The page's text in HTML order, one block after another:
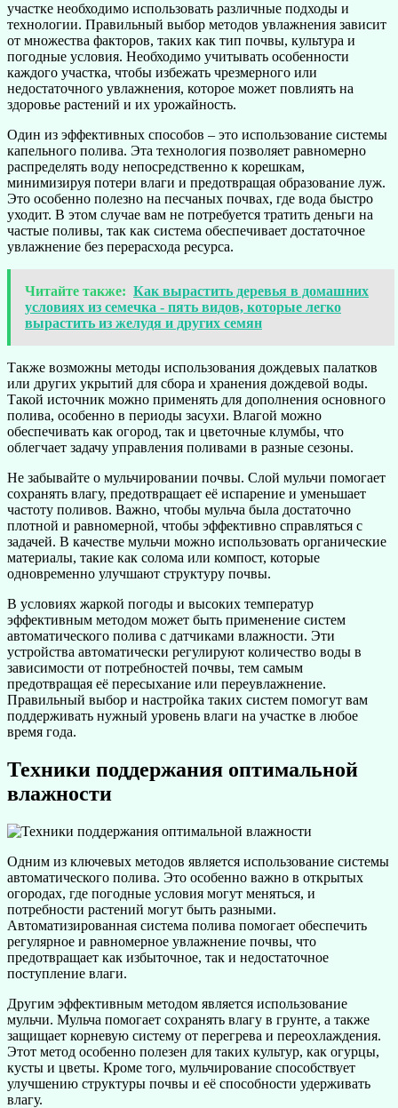
участке необходимо использовать различные подходы и
технологии. Правильный выбор методов увлажнения зависит
от множества факторов, таких как тип почвы, культура и
погодные условия. Необходимо учитывать особенности
каждого участка, чтобы избежать чрезмерного или
недостаточного увлажнения, которое может повлиять на
здоровье растений и их урожайность.
Один из эффективных способов – это использование системы
капельного полива. Эта технология позволяет равномерно
распределять воду непосредственно к корешкам,
минимизируя потери влаги и предотвращая образование луж.
Это особенно полезно на песчаных почвах, где вода быстро
уходит. В этом случае вам не потребуется тратить деньги на
частые поливы, так как система обеспечивает достаточное
увлажнение без перерасхода ресурса.
Читайте также: Как вырастить деревья в домашних
условиях из семечка - пять видов, которые легко
вырастить из желудя и других семян
Также возможны методы использования дождевых палатков
или других укрытий для сбора и хранения дождевой воды.
Такой источник можно применять для дополнения основного
полива, особенно в периоды засухи. Влагой можно
обеспечивать как огород, так и цветочные клумбы, что
облегчает задачу управления поливами в разные сезоны.
Не забывайте о мульчировании почвы. Слой мульчи помогает
сохранять влагу, предотвращает её испарение и уменьшает
частоту поливов. Важно, чтобы мульча была достаточно
плотной и равномерной, чтобы эффективно справляться с
задачей. В качестве мульчи можно использовать органические
материалы, такие как солома или компост, которые
одновременно улучшают структуру почвы.
В условиях жаркой погоды и высоких температур
эффективным методом может быть применение систем
автоматического полива с датчиками влажности. Эти
устройства автоматически регулируют количество воды в
зависимости от потребностей почвы, тем самым
предотвращая её пересыхание или переувлажнение.
Правильный выбор и настройка таких систем помогут вам
поддерживать нужный уровень влаги на участке в любое
время года.
Техники поддержания оптимальной
влажности
Одним из ключевых методов является использование системы
автоматического полива. Это особенно важно в открытых
огородах, где погодные условия могут меняться, и
потребности растений могут быть разными.
Автоматизированная система полива помогает обеспечить
регулярное и равномерное увлажнение почвы, что
предотвращает как избыточное, так и недостаточное
поступление влаги.
Другим эффективным методом является использование
мульчи. Мульча помогает сохранять влагу в грунте, а также
защищает корневую систему от перегрева и переохлаждения.
Этот метод особенно полезен для таких культур, как огурцы,
кусты и цветы. Кроме того, мульчирование способствует
улучшению структуры почвы и её способности удерживать
влагу.